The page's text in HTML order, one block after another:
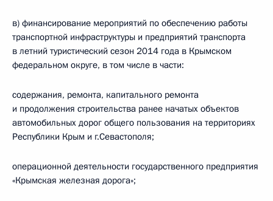
в) финансирование мероприятий по обеспечению работы
транспортной инфраструктуры и предприятий транспорта
в летний туристический сезон 2014 года в Крымском
федеральном округе, в том числе в части:
содержания, ремонта, капитального ремонта
и продолжения строительства ранее начатых объектов
автомобильных дорог общего пользования на территориях
Республики Крым и г.Севастополя;
операционной деятельности государственного предприятия
«Крымская железная дорога»;